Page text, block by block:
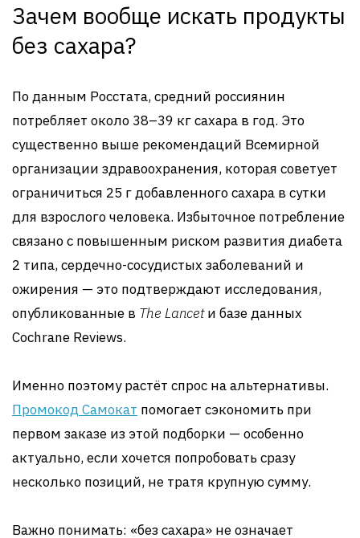
Зачем вообще искать продукты
без сахара?
По данным Росстата, средний россиянин
потребляет около 38–39 кг сахара в год. Это
существенно выше рекомендаций Всемирной
организации здравоохранения, которая советует
ограничиться 25 г добавленного сахара в сутки
для взрослого человека. Избыточное потребление
связано с повышенным риском развития диабета
2 типа, сердечно-сосудистых заболеваний и
ожирения — это подтверждают исследования,
опубликованные в The Lancetи базе данных
Cochrane Reviews.
Именно поэтому растёт спрос на альтернативы.
Промокод Самокат помогает сэкономить при
первом заказе из этой подборки — особенно
актуально, если хочется попробовать сразу
несколько позиций, не тратя крупную сумму.
Важно понимать: «без сахара» не означает